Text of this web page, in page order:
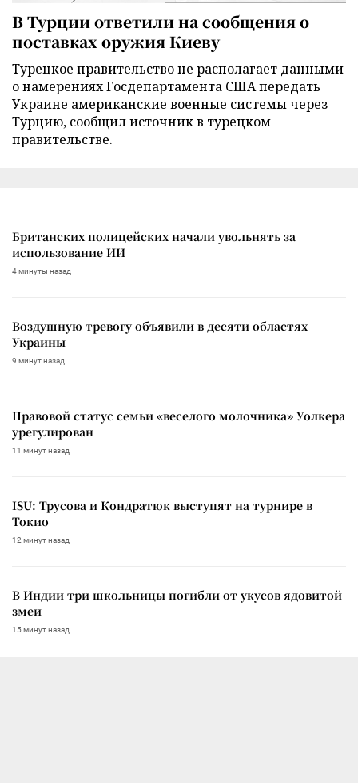
В Турции ответили на сообщения о
поставках оружия Киеву
Турецкое правительство не располагает данными
о намерениях Госдепартамента США передать
Украине американские военные системы через
Турцию, сообщил источник в турецком
правительстве.
Британских полицейских начали увольнять за
использование ИИ
4 минуты назад
Воздушную тревогу объявили в десяти областях
Украины
9 минут назад
Правовой статус семьи «веселого молочника» Уолкера
урегулирован
11 минут назад
ISU: Трусова и Кондратюк выступят на турнире в
Токио
12 минут назад
В Индии три школьницы погибли от укусов ядовитой
змеи
15 минут назад